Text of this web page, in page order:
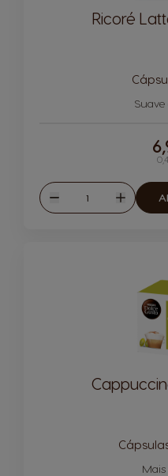
Ricoré
Reduzir
Quantidade